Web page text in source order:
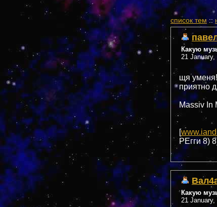
cписок тем ::
Какую
21 January,
щя уменя!
приятно
Massiv In
[
РЕгги 8)
Какую
21 January,